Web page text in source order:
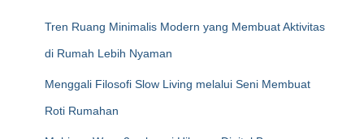
Tren Ruang Minimalis Modern yang Membuat Aktivitas
di Rumah Lebih Nyaman
Menggali Filosofi Slow Living melalui Seni Membuat
Roti Rumahan